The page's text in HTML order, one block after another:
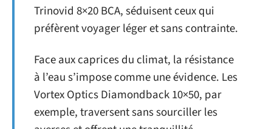
Trinovid 8×20 BCA, séduisent ceux qui
préfèrent voyager léger et sans contrainte.
Face aux caprices du climat, la résistance
à l’eau s’impose comme une évidence. Les
Vortex Optics Diamondback 10×50, par
exemple, traversent sans sourciller les